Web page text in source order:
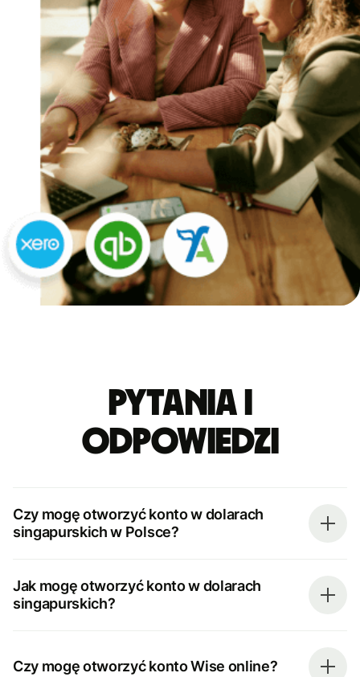
Pytania i
odpowiedzi
Czy mogę otworzyć konto w dolarach
singapurskich w Polsce?
Jak mogę otworzyć konto w dolarach
singapurskich?
Czy mogę otworzyć konto Wise online?